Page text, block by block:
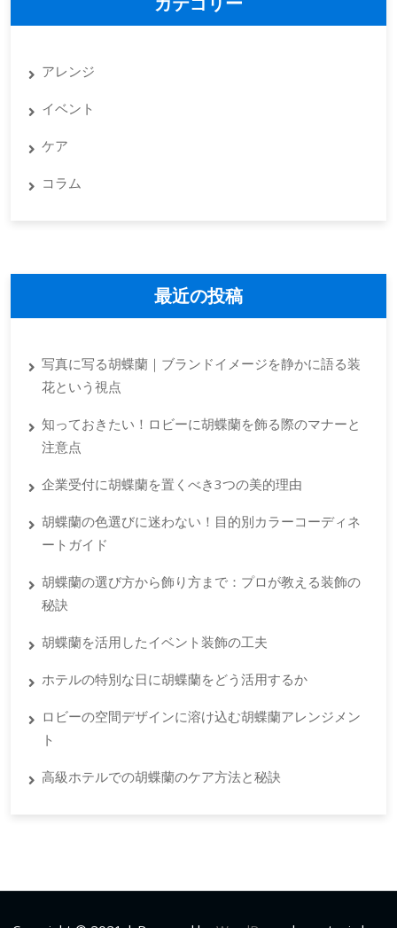
アレンジ
イベント
ケア
コラム
最近の投稿
写真に写る胡蝶蘭｜ブランドイメージを静かに語る装
花という視点
知っておきたい！ロビーに胡蝶蘭を飾る際のマナーと
注意点
企業受付に胡蝶蘭を置くべき3つの美的理由
胡蝶蘭の色選びに迷わない！目的別カラーコーディネ
ートガイド
胡蝶蘭の選び方から飾り方まで：プロが教える装飾の
秘訣
胡蝶蘭を活用したイベント装飾の工夫
ホテルの特別な日に胡蝶蘭をどう活用するか
ロビーの空間デザインに溶け込む胡蝶蘭アレンジメン
ト
高級ホテルでの胡蝶蘭のケア方法と秘訣